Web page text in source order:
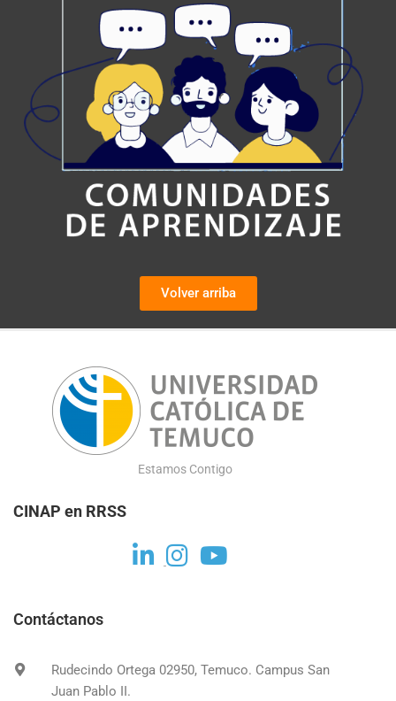
Volver arriba
Estamos Contigo
CINAP en RRSS
Contáctanos
Rudecindo Ortega 02950, Temuco. Campus San
Juan Pablo II.